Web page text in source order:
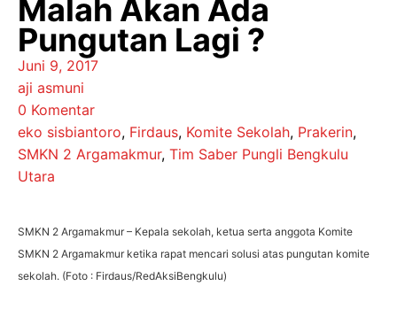
Malah Akan Ada
Pungutan Lagi ?
Juni 9, 2017
aji asmuni
0 Komentar
eko sisbiantoro, Firdaus, Komite Sekolah, Prakerin,
SMKN 2 Argamakmur, Tim Saber Pungli Bengkulu
Utara
SMKN 2 Argamakmur – Kepala sekolah, ketua serta anggota Komite
SMKN 2 Argamakmur ketika rapat mencari solusi atas pungutan komite
sekolah. (Foto : Firdaus/RedAksiBengkulu)